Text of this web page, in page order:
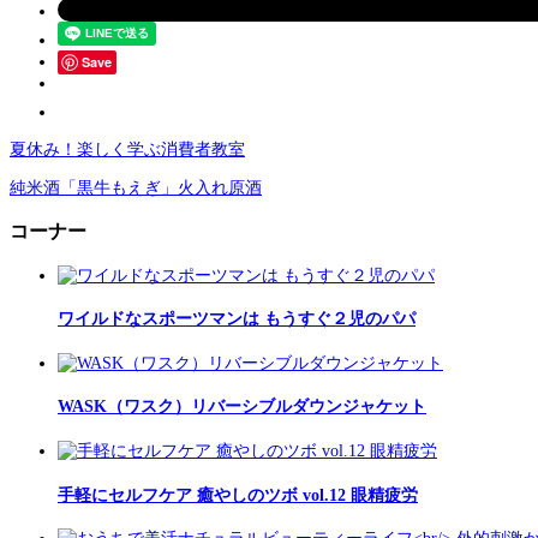
Save
夏休み！楽しく学ぶ消費者教室
純米酒「黒牛もえぎ」火入れ原酒
コーナー
ワイルドなスポーツマンは もうすぐ２児のパパ
WASK（ワスク）リバーシブルダウンジャケット
手軽にセルフケア 癒やしのツボ vol.12 眼精疲労